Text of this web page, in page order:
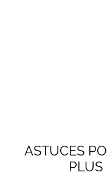
ASTUCES
PLUS